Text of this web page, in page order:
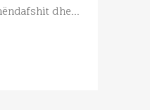
dhe...